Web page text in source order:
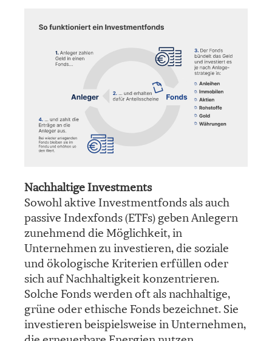
Nachhaltige Investments
Sowohl aktive Investmentfonds als auch
passive Indexfonds (ETFs) geben Anlegern
zunehmend die Möglichkeit, in
Unternehmen zu investieren, die soziale
und ökologische Kriterien erfüllen oder
sich auf Nachhaltigkeit konzentrieren.
Solche Fonds werden oft als nachhaltige,
grüne oder ethische Fonds bezeichnet. Sie
investieren beispielsweise in Unternehmen,